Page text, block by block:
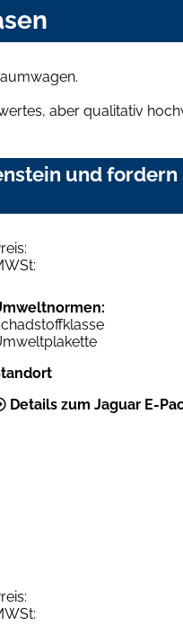
aber qualitativ
und fordern
Details zum Jaguar E-